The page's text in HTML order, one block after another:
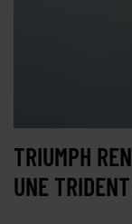
TRIUMPH
UNE